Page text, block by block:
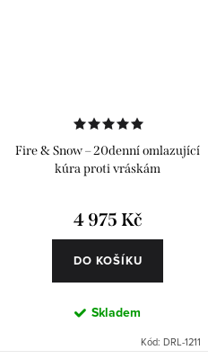
Fire & Snow – 20denní omlazující
kúra proti vráskám
4 975 Kč
DO KOŠÍKU
Skladem
Kód: DRL-1211